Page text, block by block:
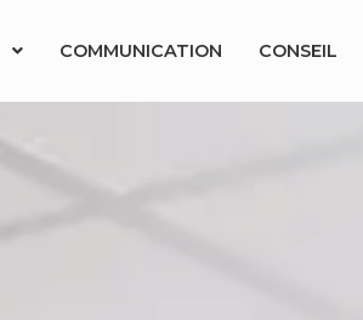
COMMUNICATION CONSEIL